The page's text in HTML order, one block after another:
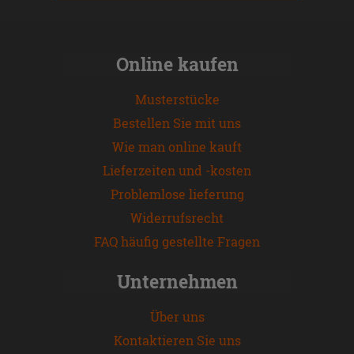
Online kaufen
Musterstücke
Bestellen Sie mit uns
Wie man online kauft
Lieferzeiten und -kosten
Problemlose lieferung
Widerrufsrecht
FAQ häufig gestellte Fragen
Unternehmen
Über uns
Kontaktieren Sie uns